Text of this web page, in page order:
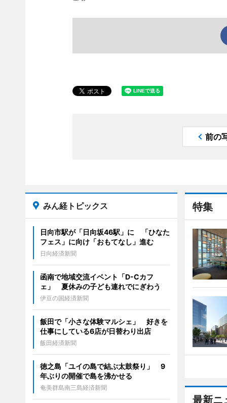
前の
特集
最新ニ
みん経トピックス
日向市駅が「日向坂46駅」に 「ひなた
フェス」に向け「おもてなし」進む
日向経済新聞
函南で地域交流イベント「D-Cカフ
ェ」 夏休みの子ども連れでにぎわう
伊豆の国経済新聞
飯田で「小さな体験マルシェ」 好きを
仕事にしている6店が日替わり出店
飯田経済新聞
徳之島「ユイの島で結ぶ太鼓祭り」 9
年ぶりの開催で島を沸かせる
奄美群島南三島経済新聞